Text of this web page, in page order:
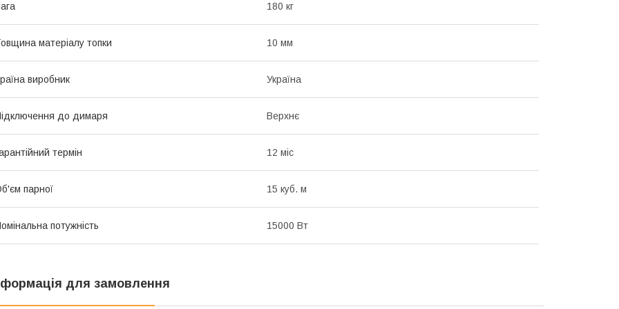
180 кг
матеріалу топки 10 мм
виробник Україна
до димаря Верхнє
термін 12 міс
парної 15 куб. м
потужність 15000 Вт
для замовлення